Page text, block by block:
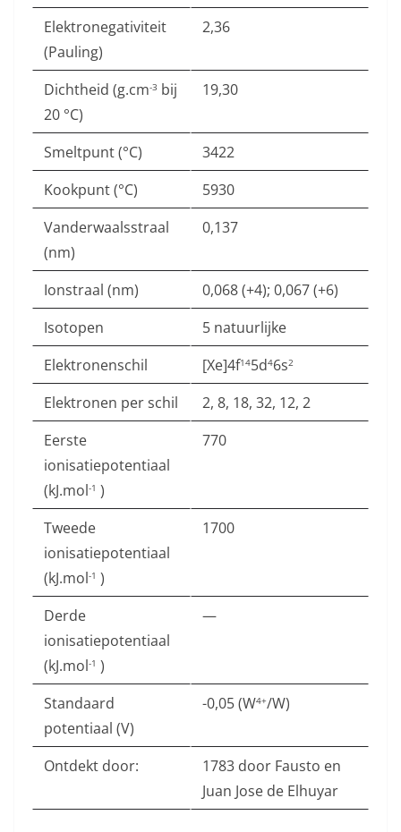
Elektronegativiteit
(Pauling)
2,36
Dichtheid (g.cm-3 bij
20 °C)
19,30
Smeltpunt (°C)
3422
Kookpunt (°C)
5930
Vanderwaalsstraal
(nm)
0,137
Ionstraal (nm)
0,068 (+4); 0,067 (+6)
Isotopen
5 natuurlijke
Elektronenschil
[Xe]4f145d46s2
Elektronen per schil
2, 8, 18, 32, 12, 2
Eerste
ionisatiepotentiaal
(kJ.mol-1 )
770
Tweede
ionisatiepotentiaal
(kJ.mol-1 )
1700
Derde
ionisatiepotentiaal
(kJ.mol-1 )
—
Standaard
potentiaal (V)
-0,05 (W4+/W)
Ontdekt door:
1783 door Fausto en
Juan Jose de Elhuyar